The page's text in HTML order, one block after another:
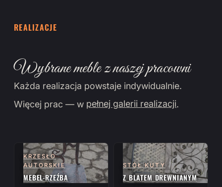
REALIZACJE
Wybrane meble z naszej pracowni
Każda realizacja powstaje indywidualnie.
Więcej prac — w pełnej galerii realizacji.
KRZESŁO
AUTORSKIE
MEBEL-RZEŹBA
STÓŁ KUTY
Z BLATEM DREWNIANYM